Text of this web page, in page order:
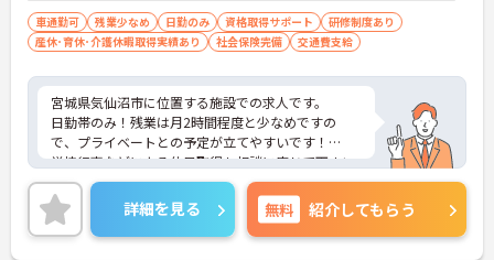
車通勤可 残業少なめ 日勤のみ 資格取得サポート
研修制度あり
産休･育休･介護休暇取得実績あり
社会保険完備 交通費支給
宮城県気仙沼市に位置する施設での求人です。
日勤帯のみ！残業は月2時間程度と少なめですの
で、プライベートとの予定が立てやすいです！
学校行事などによる休日取得も相談に応じて下さい
ます。
ご興味のある方は、お気軽にお問い合わせくださ
い。
詳細を見る 無料 紹介してもらう